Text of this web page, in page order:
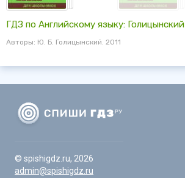
ГДЗ по Английскому языку: Голицынский
Авторы: Ю. Б. Голицынский. 2011
© spishigdz.ru, 2026
admin@spishigdz.ru